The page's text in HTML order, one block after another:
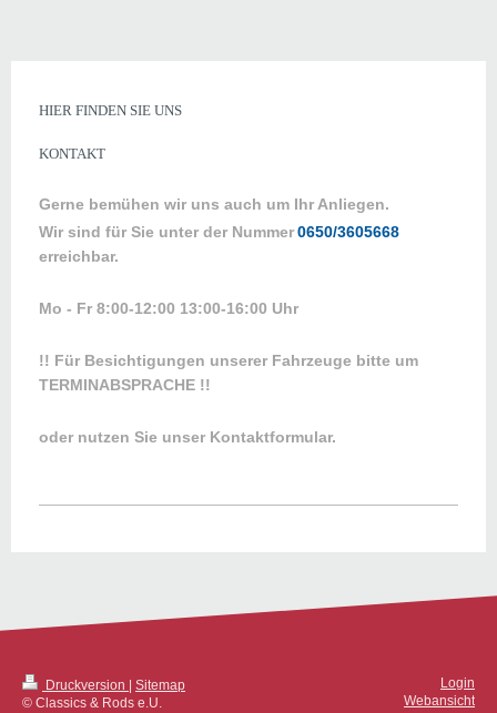
HIER FINDEN SIE UNS
KONTAKT
Gerne bemühen wir uns auch um Ihr Anliegen.
Wir sind für Sie unter der Nummer0650/3605668
erreichbar.
Mo - Fr 8:00-12:00 13:00-16:00 Uhr
!! Für Besichtigungen unserer Fahrzeuge bitte um
TERMINABSPRACHE !!
oder nutzen Sie unser Kontaktformular.
Druckversion
Sitemap
© Classics & Rods e.U.
Login
Webansicht